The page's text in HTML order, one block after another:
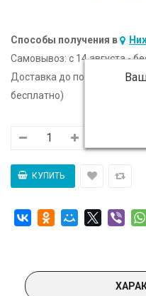
Способы получения в
Самовывоз: c 14 августа -
Доставка до подъезда:
c
бесплатно)